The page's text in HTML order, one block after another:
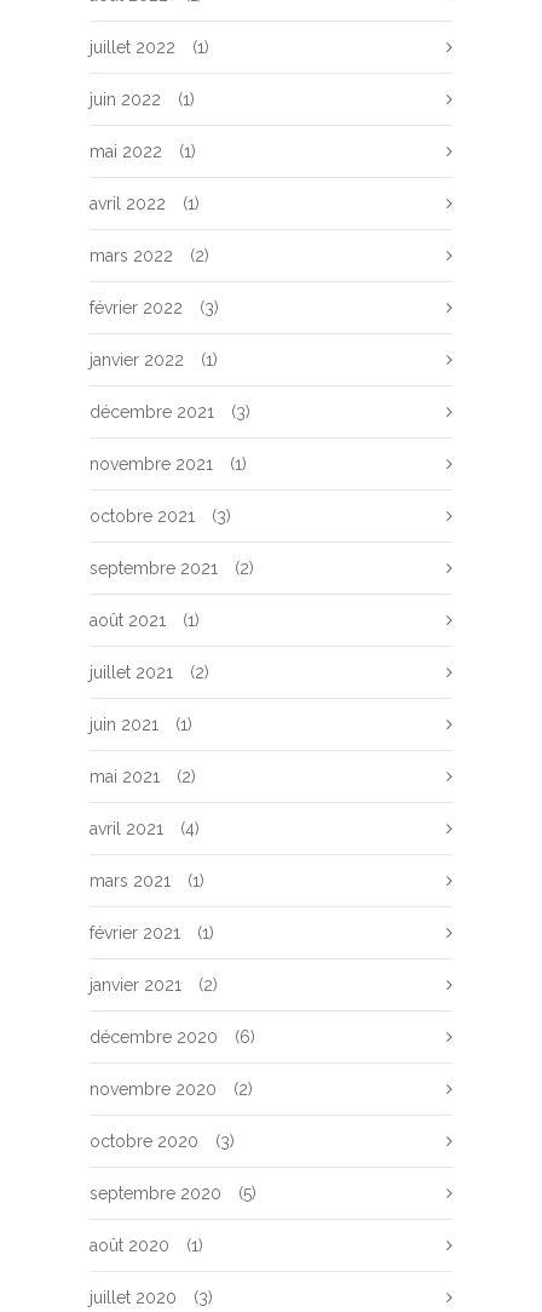
juillet 2022 (1)
juin 2022 (1)
mai 2022 (1)
avril 2022 (1)
mars 2022 (2)
février 2022 (3)
janvier 2022 (1)
décembre 2021 (3)
novembre 2021 (1)
octobre 2021 (3)
septembre 2021 (2)
août 2021 (1)
juillet 2021 (2)
juin 2021 (1)
mai 2021 (2)
avril 2021 (4)
mars 2021 (1)
février 2021 (1)
janvier 2021 (2)
décembre 2020 (6)
novembre 2020 (2)
octobre 2020 (3)
septembre 2020 (5)
août 2020 (1)
juillet 2020 (3)